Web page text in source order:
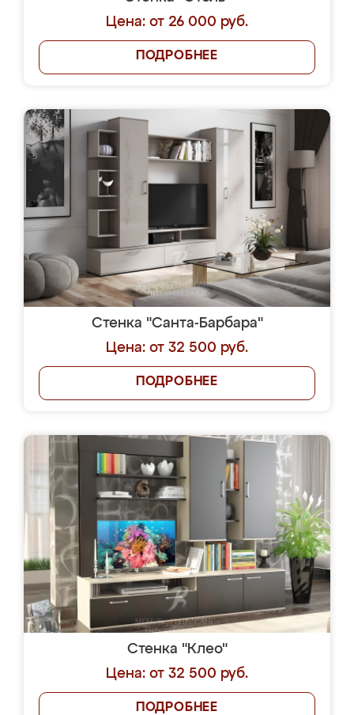
Цена: от 26 000 руб.
ПОДРОБНЕЕ
Стенка "Санта-Барбара"
Цена: от 32 500 руб.
ПОДРОБНЕЕ
Стенка "Клео"
Цена: от 32 500 руб.
ПОДРОБНЕЕ